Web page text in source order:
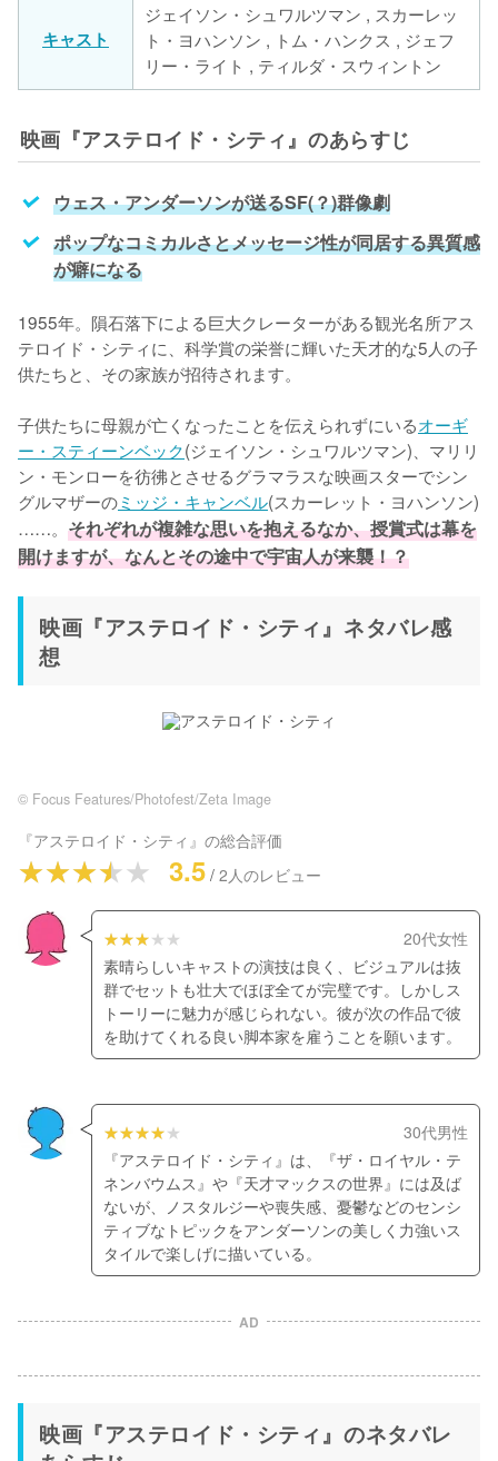
キャスト
ジェイソン・シュワルツマン , スカーレッ
ト・ヨハンソン , トム・ハンクス , ジェフ
リー・ライト , ティルダ・スウィントン
映画『アステロイド・シティ』のあらすじ
ウェス・アンダーソンが送るSF(？)群像劇
ポップなコミカルさとメッセージ性が同居する異質感
が癖になる
1955年。隕石落下による巨大クレーターがある観光名所アス
テロイド・シティに、科学賞の栄誉に輝いた天才的な5人の子
供たちと、その家族が招待されます。
子供たちに母親が亡くなったことを伝えられずにいるオーギ
ー・スティーンベック(ジェイソン・シュワルツマン)、マリリ
ン・モンローを彷彿とさせるグラマラスな映画スターでシン
グルマザーのミッジ・キャンベル(スカーレット・ヨハンソン)
……。 それぞれが複雑な思いを抱えるなか、授賞式は幕を
開けますが、なんとその途中で宇宙人が来襲！？
映画『アステロイド・シティ』ネタバレ感
想
© Focus Features/Photofest/Zeta Image
『アステロイド・シティ 』の総合評価
3.5 / 2人のレビュー
20代女性
素晴らしいキャストの演技は良く、ビジュアルは抜
群でセットも壮大でほぼ全てが完璧です。しかしス
トーリーに魅力が感じられない。彼が次の作品で彼
を助けてくれる良い脚本家を雇うことを願います。
30代男性
『アステロイド・シティ』は、『ザ・ロイヤル・テ
ネンバウムス』や『天才マックスの世界』には及ば
ないが、ノスタルジーや喪失感、憂鬱などのセンシ
ティブなトピックをアンダーソンの美しく力強いス
タイルで楽しげに描いている。
AD
映画『アステロイド・シティ』のネタバレ